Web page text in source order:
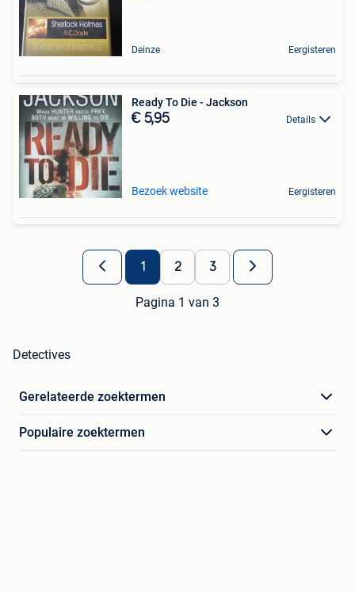
Deinze Eergisteren
Ready To Die - Jackson
€ 5,95 Details
Bezoek website Eergisteren
1 2 3
Pagina 1 van 3
Detectives
Gerelateerde zoektermen
Populaire zoektermen